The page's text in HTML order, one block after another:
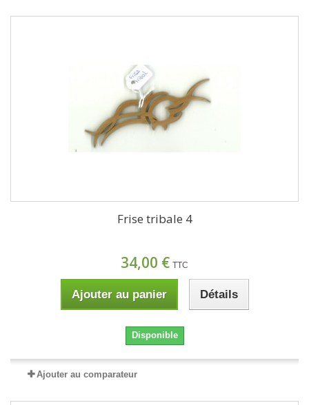
Frise tribale 4
34,00 € TTC
Ajouter au panier Détails
Disponible
Ajouter au comparateur